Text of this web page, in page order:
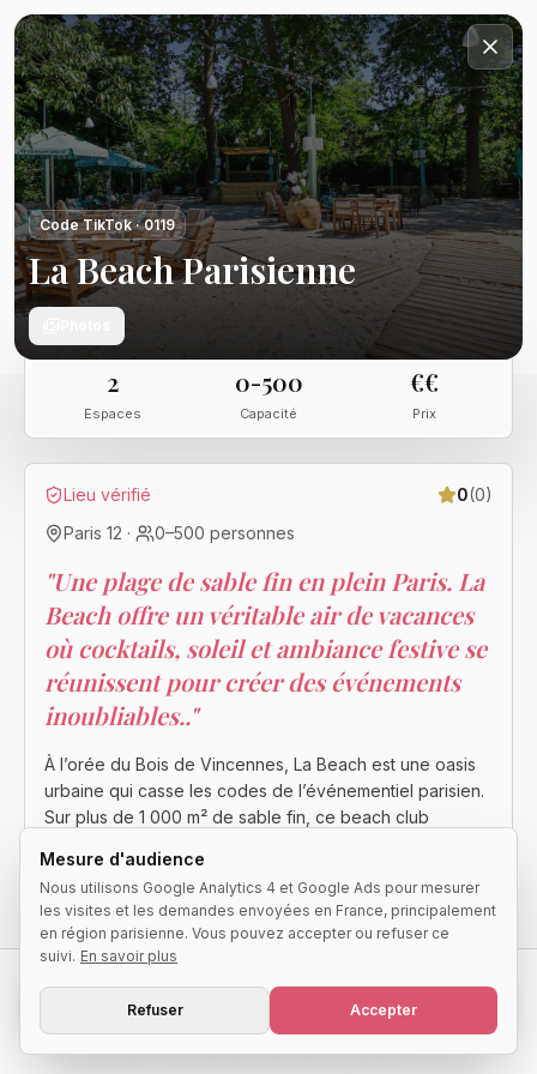
Code TikTok ·0119
La Beach Parisienne
2
Espaces
0-500
Capacité
€€
Prix
Lieu vérifié 0(0)
Paris 12 · 0–500 personnes
"Une plage de sable fin en plein Paris. La
Beach offre un véritable air de vacances
où cocktails, soleil et ambiance festive se
réunissent pour créer des événements
inoubliables.."
À l’orée du Bois de Vincennes, La Beach est une oasis
urbaine qui casse les codes de l’événementiel parisien.
Sur plus de 1 000 m² de sable fin, ce beach club
méditerranéennes avec ses transats, ses espaces
lounge, sa végétation, son bar à cocktails et son
restaurant aux saveurs ensoleillées.
anniversaires, soirées privées, événements d’entreprise
ou team buildings, le lieu s’adapte à toutes les envies.
Les journées s’y déroulent dans une ambiance
Demander une disponibilité
Mesure d'audience
Nous utilisons Google Analytics 4 et Google Ads pour mesurer
les visites et les demandes envoyées en France, principalement
en région parisienne. Vous pouvez accepter ou refuser ce
suivi. En savoir plus
Refuser Accepter